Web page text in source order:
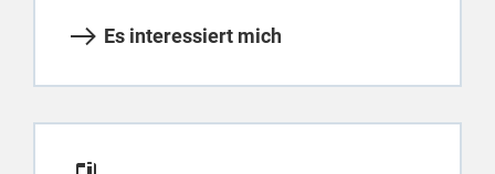
Es interessiert mich